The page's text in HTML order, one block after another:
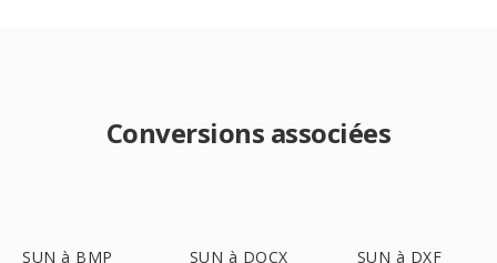
Conversions associées
SUN à BMP SUN à DOCX SUN à DXF